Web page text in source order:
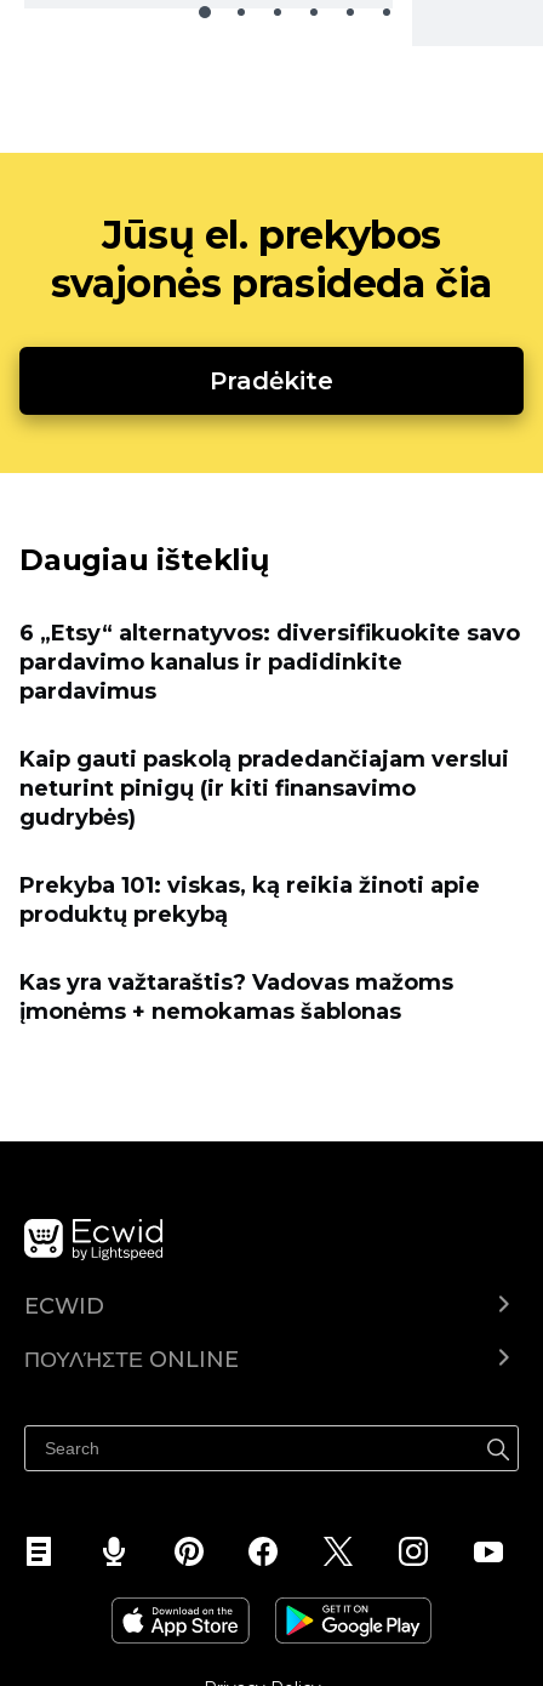
Jūsų el. prekybos
svajonės prasideda čia
Pradėkite
Daugiau išteklių
6 „Etsy“ alternatyvos: diversifikuokite savo
pardavimo kanalus ir padidinkite
pardavimus
Kaip gauti paskolą pradedančiajam verslui
neturint pinigų (ir kiti finansavimo
gudrybės)
Prekyba 101: viskas, ką reikia žinoti apie
produktų prekybą
Kas yra važtaraštis? Vadovas mažoms
įmonėms + nemokamas šablonas
ECWID
Τιμολόγηση
ΠΟΥΛΉΣΤΕ ONLINE
Πουλήστε στο Facebook
Πουλήστε στο Instagram